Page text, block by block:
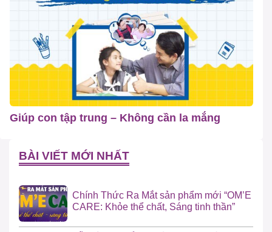
Giúp con tập trung – Không cần la mắng
BÀI VIẾT MỚI NHẤT
Chính Thức Ra Mắt sản phẩm mới “OM’E
CARE: Khỏe thể chất, Sáng tinh thần”